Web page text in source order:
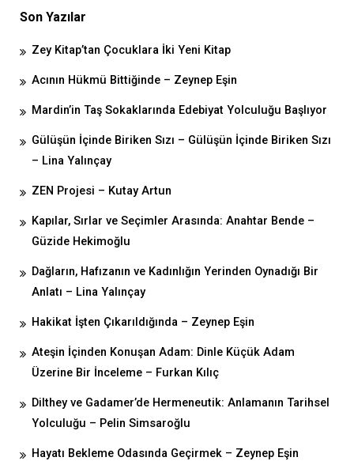
Son Yazılar
Zey Kitap’tan Çocuklara İki Yeni Kitap
Acının Hükmü Bittiğinde – Zeynep Eşin
Mardin’in Taş Sokaklarında Edebiyat Yolculuğu Başlıyor
Gülüşün İçinde Biriken Sızı – Gülüşün İçinde Biriken Sızı
– Lina Yalınçay
ZEN Projesi – Kutay Artun
Kapılar, Sırlar ve Seçimler Arasında: Anahtar Bende –
Güzide Hekimoğlu
Dağların, Hafızanın ve Kadınlığın Yerinden Oynadığı Bir
Anlatı – Lina Yalınçay
Hakikat İşten Çıkarıldığında – Zeynep Eşin
Ateşin İçinden Konuşan Adam: Dinle Küçük Adam
Üzerine Bir İnceleme – Furkan Kılıç
Dilthey ve Gadamer’de Hermeneutik: Anlamanın Tarihsel
Yolculuğu – Pelin Simsaroğlu
Hayatı Bekleme Odasında Geçirmek – Zeynep Eşin